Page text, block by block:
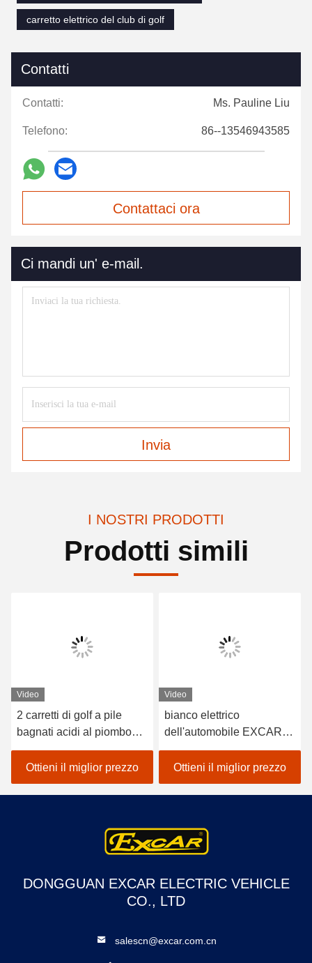
carretto elettrico del club di golf
Contatti
Contatti: Ms. Pauline Liu
Telefono: 86--13546943585
Contattaci ora
Ci mandi un' e-mail.
Invia
I NOSTRI PRODOTTI
Prodotti simili
Video
2 carretti di golf a pile
bagnati acidi al piombo
dei sedili/golf con errori
elettrico dell'automobile
Ottieni il miglior prezzo
Video
bianco elettrico
dell'automobile EXCAR
A1S6+2 di golf del veicolo
a pile del litio 48V
Ottieni il miglior prezzo
DONGGUAN EXCAR ELECTRIC VEHICLE
CO., LTD
salescn@excar.com.cn